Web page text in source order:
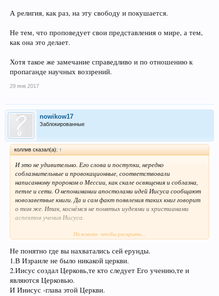
А религия, как раз, на эту свободу и покушается.
Не тем, что проповедует свои представления о мире, а тем,
как она это делает.
Хотя такое же замечание справедливо и по отношению к
пропаганде научных воззрений.
29 янв 2017
nowikow17
Заблокированные
коллив сказал(а): ↑
И это не удивительно. Его слова и поступки, нередко
соблазнительные и провокационные, соответствовали
написанному пророком о Мессии, как скале освящения и соблазна,
петле и сети. О непонимании апостолами идей Иисуса сообщают
новозаветные книги. Да и сам факт появления таких книг говорит
о том же. Итак, коснёмся не понятых иудеями и христианами
аспектов учения Иисуса.
Закон 10-ти заповедей (Моисея).
Благовествование.
Из книги Деяний мы узнаём, что после воскрешения и вознесения
Иисуса, его дух повелел Петру благовествовать семье язычников.
Это был неслыханный прецедент (этот эпизод противоречит
Нажмите, чтобы раскрыть...
Не понятно где вы нахватались сей ерунды.
1.В Израиле не было никакой церкви.
2.Иисус создал Церковь,те кто следует Его учению,те и
являются Церковью.
И Ииисус -глава этой Церкви.